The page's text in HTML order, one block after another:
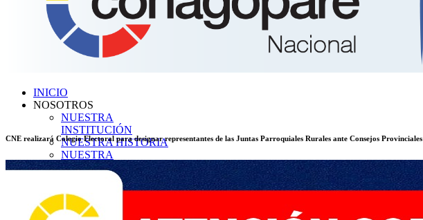
INICIO
NOSOTROS
NUESTRA
INSTITUCIÓN
NUESTRA HISTORIA
NUESTRA
ORGANIZACIÓN
PLANIFICACIÓN
Visión
Objetivos
CNE realizará Colegio Electoral para designar representantes de las Juntas Parroquiales Rurales ante Consejos Provinciales